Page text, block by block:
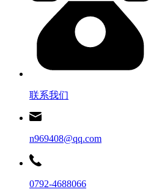
联系我们
n969408@qq.com
0792-4688066